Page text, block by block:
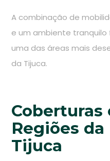
A combinação de
e um ambiente tranquilo
uma das áreas mais
da Tijuca.
Coberturas
Regiões da
Tijuca